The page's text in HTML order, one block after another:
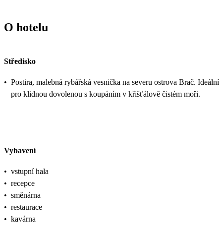
O hotelu
Středisko
• Postira, malebná rybářská vesnička na severu ostrova Brač. Ideální
pro klidnou dovolenou s koupáním v křišťálově čistém moři.
Vybavení
• vstupní hala
• recepce
• směnárna
• restaurace
• kavárna